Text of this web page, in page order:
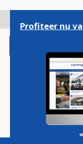
gaan
Magazine
Profiteer nu